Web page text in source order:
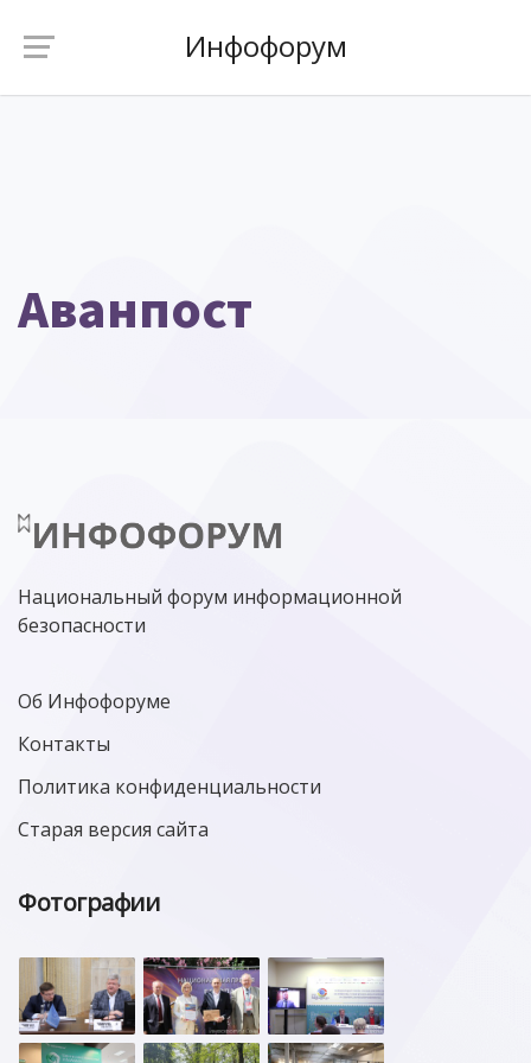
Инфофорум
Аванпост
Национальный форум информационной
безопасности
Об Инфофоруме
Контакты
Политика конфиденциальности
Старая версия сайта
Фотографии